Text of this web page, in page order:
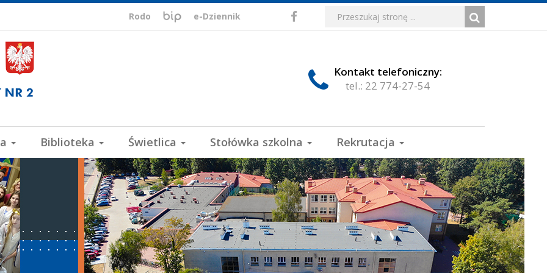
ePUAP,
VULCAN
Rodo
Biuletyn
Informacji
e-Dziennik
Media
społecznościowe
FacebookWyszukiwarka
Formularz
wyszukiwania
Wyszukiwana
fraza:
Szukaj
Kontakt telefoniczny:
tel.: 22 774-27-54
Biblioteka Świetlica Stołówka szkolna Rekrutacja